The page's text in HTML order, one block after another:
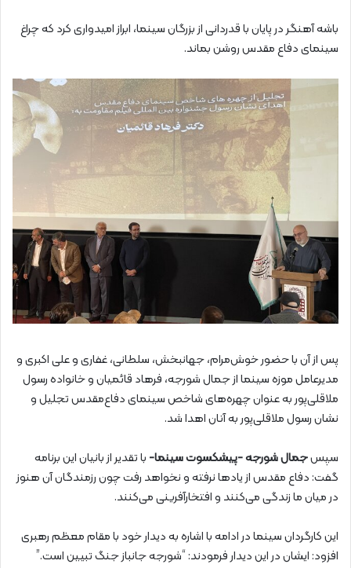
باشه آهنگر در پایان با قدردانی از بزرگان سینما، ابراز امیدواری کرد که چراغ
سینمای دفاع مقدس روشن بماند.
پس از آن با حضور خوش‌مرام، جهانبخش، سلطانی، غفاری و علی اکبری و
مدیرعامل موزه سینما از جمال شورجه، فرهاد قائمیان و خانواده رسول
ملاقلی‌پور به عنوان چهره‌های شاخص سینمای دفاع‌مقدس تجلیل و
نشان رسول ملاقلی‌پور به آنان اهدا شد.
سپسجمال شورجه -پیشکسوت سینما- با تقدیر از بانیان این برنامه
گفت: دفاع مقدس از یادها نرفته و نخواهد رفت چون رزمندگان آن هنوز
در میان ما زندگی می‌کنند و افتخارآفرینی می‌کنند.
این کارگردان سینما در ادامه با اشاره به دیدار خود با مقام معظم رهبری
افزود: ایشان در این دیدار فرمودند: “شورجه جانباز جنگ تبیین است.”